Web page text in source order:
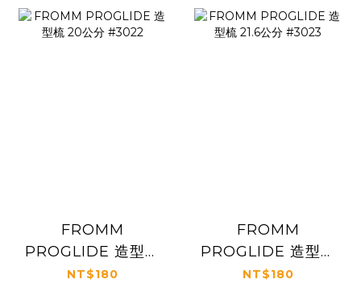
FROMM
PROGLIDE 造型梳
20公分 #3022
NT$180
FROMM
PROGLIDE 造型梳
21.6公分 #3023
NT$180